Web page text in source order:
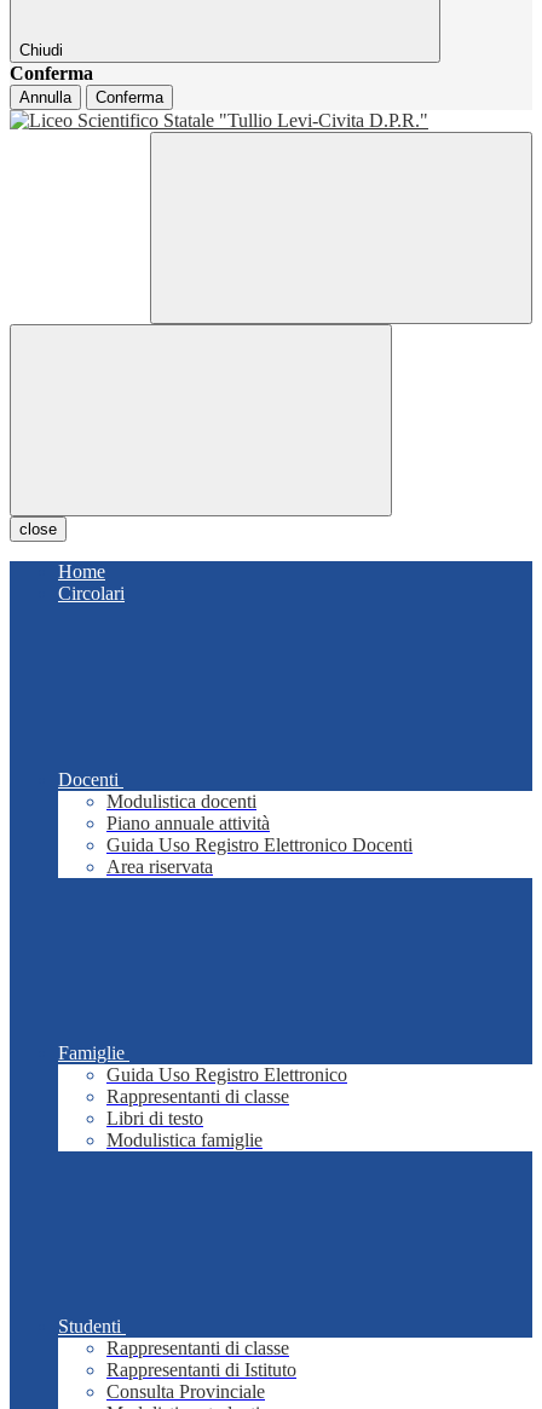
Chiudi
Conferma
Annulla Conferma
close
Home
Circolari
Docenti
Modulistica docenti
Piano annuale attività
Guida Uso Registro Elettronico Docenti
Area riservata
Famiglie
Guida Uso Registro Elettronico
Rappresentanti di classe
Libri di testo
Modulistica famiglie
Studenti
Rappresentanti di classe
Rappresentanti di Istituto
Consulta Provinciale